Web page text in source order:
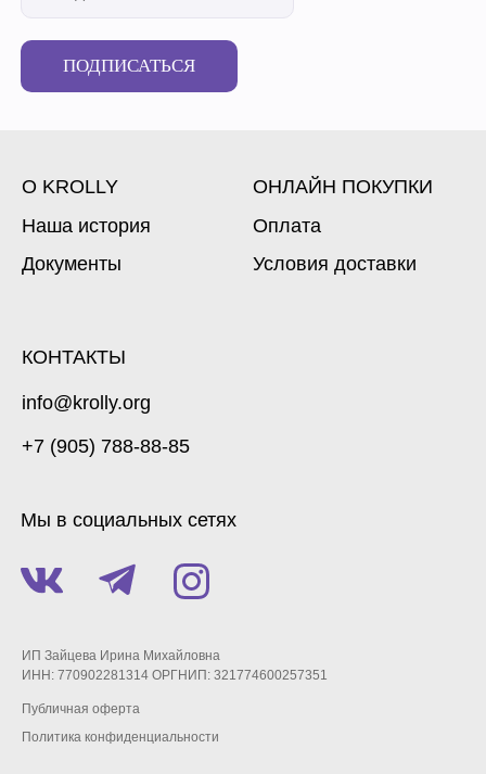
ПОДПИСАТЬСЯ
О KROLLY ОНЛАЙН ПОКУПКИ
КОНТАКТЫ
Наша история
Документы
Оплата
Условия доставки
info@krolly.org
ИП Зайцева Ирина Михайловна
ИНН: 770902281314 ОРГНИП: 321774600257351
Публичная оферта
Мы в социальных сетях
Политика конфиденциальности
+7 (905) 788-88-85